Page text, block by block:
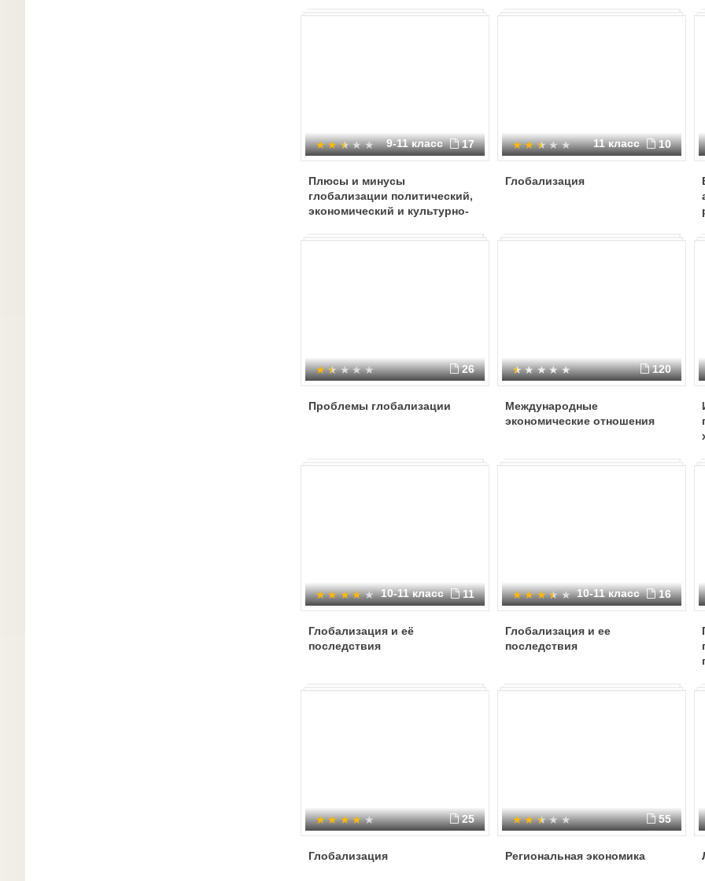
9-11 класс 17
Плюсы и минусы
глобализации политический,
экономический и культурно-
11 класс 10
Глобализация
26
Проблемы глобализации
120
Международные
экономические отношения
10-11 класс 11
Глобализация и её
последствия
10-11 класс 16
Глобализация и ее
последствия
25
Глобализация
55
Региональная экономика